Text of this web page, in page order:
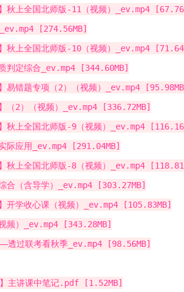
秋上全国北师版-11（视频）_ev.mp4
[274.56MB]
秋上全国北师版-10（视频）_ev.mp4
判定综合_ev.mp4 [344.60MB]
易错题专项（2）（视频）_ev.mp4
（2）（视频）_ev.mp4 [336.72MB]
秋上全国北师版-9（视频）_ev.mp4
际应用_ev.mp4 [291.04MB]
秋上全国北师版-8（视频）_ev.mp4
合（含导学）_ev.mp4 [303.27MB]
开学收心课（视频）_ev.mp4 [105.83MB]
频）_ev.mp4 [343.28MB]
透过联考看秋季_ev.mp4 [98.56MB]
主讲课中笔记.pdf [1.52MB]